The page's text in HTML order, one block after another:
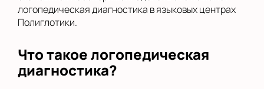
логопедическая диагностика в языковых центрах
Полиглотики.
Что такое логопедическая
диагностика?